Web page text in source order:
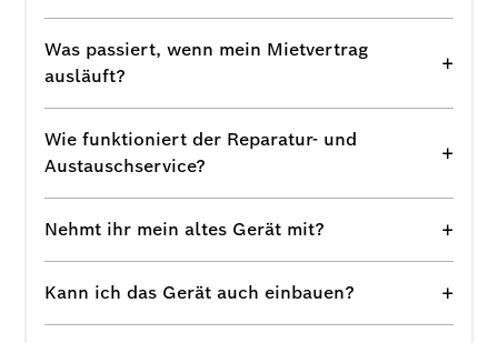
Was passiert, wenn mein Mietvertrag
ausläuft?
+
Wie funktioniert der Reparatur- und
Austauschservice?
+
Nehmt ihr mein altes Gerät mit? +
Kann ich das Gerät auch einbauen? +